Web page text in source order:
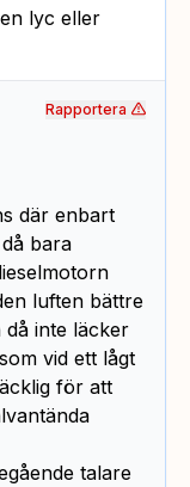
lyc eller
där enbart
bara
luften bättre
inte läcker
vid ett lågt
för att
talare
Rapportera